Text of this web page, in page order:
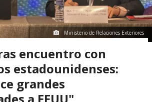
Ministerio de Relaciones Exteriores
encuentro con
estadounidenses:
grandes
a EEUU"